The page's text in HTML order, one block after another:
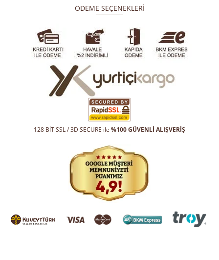
ÖDEME SEÇENEKLERİ
128 BİT SSL / 3D SECURE ile %100 GÜVENLİ ALIŞVERİŞ